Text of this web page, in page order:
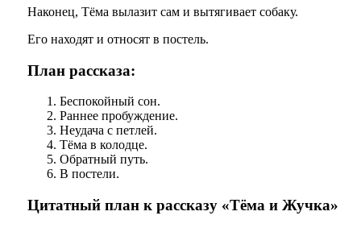
Наконец, Тёма вылазит сам и вытягивает собаку.
Его находят и относят в постель.
План рассказа:
Беспокойный сон.
Раннее пробуждение.
Неудача с петлей.
Тёма в колодце.
Обратный путь.
В постели.
Цитатный план к рассказу «Тёма и Жучка»